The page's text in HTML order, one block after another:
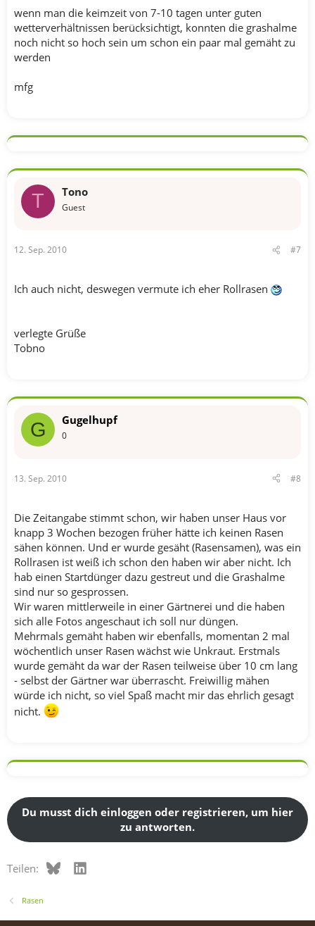
wenn man die keimzeit von 7-10 tagen unter guten
wetterverhältnissen berücksichtigt, konnten die grashalme
noch nicht so hoch sein um schon ein paar mal gemäht zu
werden
mfg
T Tono
Guest
12. Sep. 2010 #7
Ich auch nicht, deswegen vermute ich eher Rollrasen
verlegte Grüße
Tobno
G Gugelhupf
0
13. Sep. 2010 #8
Die Zeitangabe stimmt schon, wir haben unser Haus vor
knapp 3 Wochen bezogen früher hätte ich keinen Rasen
sähen können. Und er wurde gesäht (Rasensamen), was ein
Rollrasen ist weiß ich schon den haben wir aber nicht. Ich
hab einen Startdünger dazu gestreut und die Grashalme
sind nur so gesprossen.
Wir waren mittlerweile in einer Gärtnerei und die haben
sich alle Fotos angeschaut ich soll nur düngen.
Mehrmals gemäht haben wir ebenfalls, momentan 2 mal
wöchentlich unser Rasen wächst wie Unkraut. Erstmals
wurde gemäht da war der Rasen teilweise über 10 cm lang
- selbst der Gärtner war überrascht. Freiwillig mähen
würde ich nicht, so viel Spaß macht mir das ehrlich gesagt
nicht.
Du musst dich einloggen oder registrieren, um hier
zu antworten.
Teilen: BlueskyLinkedIn
Rasen